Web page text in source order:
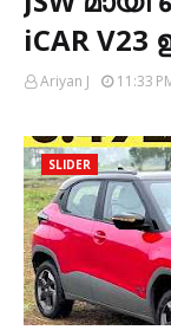
iCAR
Ariyan J 11:33
SLIDER